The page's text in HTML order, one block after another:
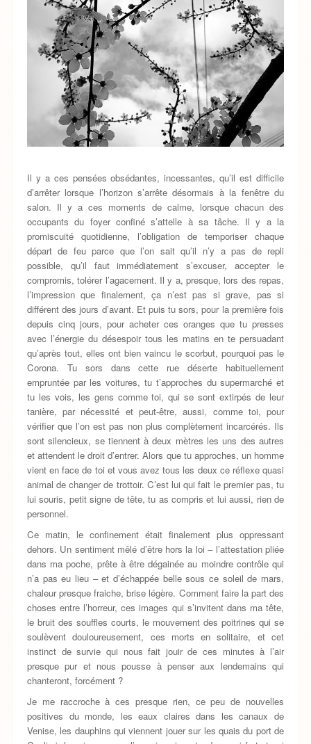
Il y a ces pensées obsédantes, incessantes, qu’il est difficile
d’arrêter lorsque l’horizon s’arrête désormais à la fenêtre du
salon. Il y a ces moments de calme, lorsque chacun des
occupants du foyer confiné s’attelle à sa tâche. Il y a la
promiscuité quotidienne, l’obligation de temporiser chaque
départ de feu parce que l’on sait qu’il n’y a pas de repli
possible, qu’il faut immédiatement s’excuser, accepter le
compromis, tolérer l’agacement. Il y a, presque, lors des repas,
l’impression que finalement, ça n’est pas si grave, pas si
différent des jours d’avant. Et puis tu sors, pour la première fois
depuis cinq jours, pour acheter ces oranges que tu presses
avec l’énergie du désespoir tous les matins en te persuadant
qu’après tout, elles ont bien vaincu le scorbut, pourquoi pas le
Corona. Tu sors dans cette rue déserte habituellement
empruntée par les voitures, tu t’approches du supermarché et
tu les vois, les gens comme toi, qui se sont extirpés de leur
tanière, par nécessité et peut-être, aussi, comme toi, pour
vérifier que l’on est pas non plus complètement incarcérés. Ils
sont silencieux, se tiennent à deux mètres les uns des autres
et attendent le droit d’entrer. Alors que tu approches, un homme
vient en face de toi et vous avez tous les deux ce réflexe quasi
animal de changer de trottoir. C’est lui qui fait le premier pas, tu
lui souris, petit signe de tête, tu as compris et lui aussi, rien de
personnel.
Ce matin, le confinement était finalement plus oppressant
dehors. Un sentiment mêlé d’être hors la loi – l’attestation pliée
dans ma poche, prête à être dégainée au moindre contrôle qui
n’a pas eu lieu – et d’échappée belle sous ce soleil de mars,
chaleur presque fraiche, brise légère. Comment faire la part des
choses entre l’horreur, ces images qui s’invitent dans ma tête,
le bruit des souffles courts, le mouvement des poitrines qui se
soulèvent douloureusement, ces morts en solitaire, et cet
instinct de survie qui nous fait jouir de ces minutes à l’air
presque pur et nous pousse à penser aux lendemains qui
chanteront, forcément ?
Je me raccroche à ces presque rien, ce peu de nouvelles
positives du monde, les eaux claires dans les canaux de
Venise, les dauphins qui viennent jouer sur les quais du port de